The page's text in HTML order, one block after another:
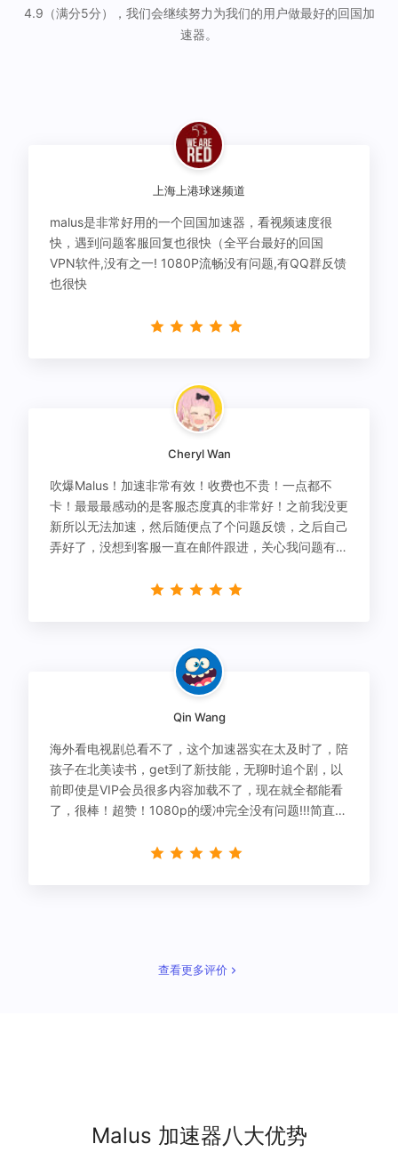
4.9（满分5分），我们会继续努力为我们的用户做最好的回国加
速器。
上海上港球迷频道
malus是非常好用的一个回国加速器，看视频速度很
快，遇到问题客服回复也很快（全平台最好的回国
VPN软件,没有之一! 1080P流畅没有问题,有QQ群反馈
也很快
Cheryl Wan
吹爆Malus！加速非常有效！收费也不贵！一点都不
卡！最最最感动的是客服态度真的非常好！之前我没更
新所以无法加速，然后随便点了个问题反馈，之后自己
弄好了，没想到客服一直在邮件跟进，关心我问题有没
Qin Wang
海外看电视剧总看不了，这个加速器实在太及时了，陪
孩子在北美读书，get到了新技能，无聊时追个剧，以
前即使是VIP会员很多内容加载不了，现在就全都能看
了，很棒！超赞！1080p的缓冲完全没有问题!!!简直救
查看更多评价
Malus 加速器八大优势